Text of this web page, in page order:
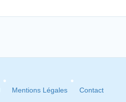
Mentions Légales Contact